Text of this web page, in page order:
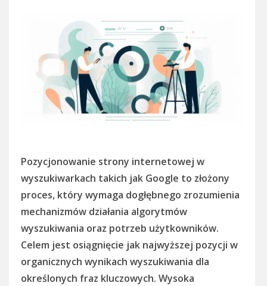
Pozycjonowanie strony internetowej w
wyszukiwarkach takich jak Google to złożony
proces, który wymaga dogłębnego zrozumienia
mechanizmów działania algorytmów
wyszukiwania oraz potrzeb użytkowników.
Celem jest osiągnięcie jak najwyższej pozycji w
organicznych wynikach wyszukiwania dla
określonych fraz kluczowych. Wysoka